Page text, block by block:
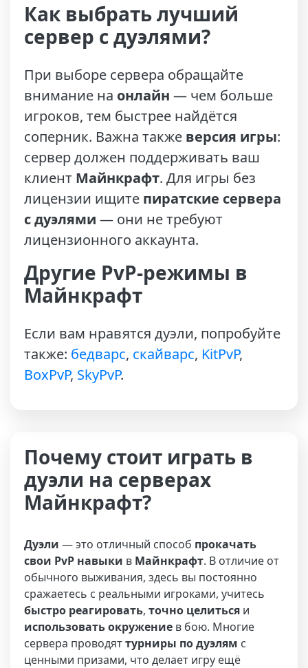
Как выбрать лучший
сервер с дуэлями?
При выборе сервера обращайте
внимание на онлайн — чем больше
игроков, тем быстрее найдётся
соперник. Важна также версия игры:
сервер должен поддерживать ваш
клиент Майнкрафт. Для игры без
лицензии ищите пиратские сервера
с дуэлями — они не требуют
лицензионного аккаунта.
Другие PvP-режимы в
Майнкрафт
Если вам нравятся дуэли, попробуйте
также: бедварс, скайварс, KitPvP,
BoxPvP, SkyPvP.
Почему стоит играть в
дуэли на серверах
Майнкрафт?
Дуэли — это отличный способ прокачать
свои PvP навыки в Майнкрафт. В отличие от
обычного выживания, здесь вы постоянно
сражаетесь с реальными игроками, учитесь
быстро реагировать, точно целиться и
использовать окружение в бою. Многие
сервера проводяттурниры по дуэлям с
ценными призами, что делает игру ещё